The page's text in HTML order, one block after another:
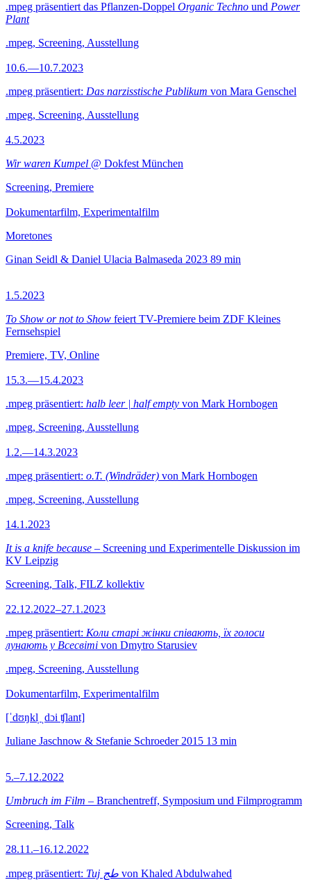
.mpeg präsentiert das Pflanzen-Doppel Organic Techno und Power
Plant
.mpeg, Screening, Ausstellung
10.6.—10.7.2023
.mpeg präsentiert: Das narzisstische Publikum von Mara Genschel
.mpeg, Screening, Ausstellung
4.5.2023
Wir waren Kumpel @ Dokfest München
Screening, Premiere
Dokumentarfilm, Experimentalfilm
Moretones
Ginan Seidl & Daniel Ulacia Balmaseda 2023 89 min
1.5.2023
To Show or not to Show feiert TV-Premiere beim ZDF Kleines
Fernsehspiel
Premiere, TV, Online
15.3.—15.4.2023
.mpeg präsentiert: halb leer | half empty von Mark Hornbogen
.mpeg, Screening, Ausstellung
1.2.—14.3.2023
.mpeg präsentiert: o.T. (Windräder) von Mark Hornbogen
.mpeg, Screening, Ausstellung
14.1.2023
It is a knife because – Screening und Experimentelle Diskussion im
KV Leipzig
Screening, Talk, FILZ kollektiv
22.12.2022–27.1.2023
.mpeg präsentiert: Коли старі жінки співають, їх голоси
лунають у Всесвіті von Dmytro Starusiev
.mpeg, Screening, Ausstellung
Dokumentarfilm, Experimentalfilm
[ˈdʊŋkl̩ ˌdɔi ʧlant]
Juliane Jaschnow & Stefanie Schroeder 2015 13 min
5.–7.12.2022
Umbruch im Film – Branchentreff, Symposium und Filmprogramm
Screening, Talk
28.11.–16.12.2022
.mpeg präsentiert: Tuj طج von Khaled Abdulwahed